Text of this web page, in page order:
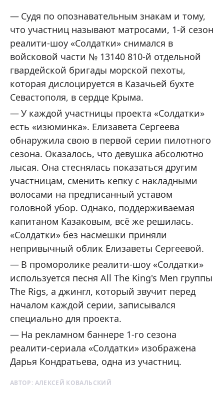
Судя по опознавательным знакам и тому,
что участниц называют матросами, 1-й сезон
реалити-шоу «Солдатки» снимался в
войсковой части № 13140 810-й отдельной
гвардейской бригады морской пехоты,
которая дислоцируется в Казачьей бухте
Севастополя, в сердце Крыма.
У каждой участницы проекта «Солдатки»
есть «изюминка». Елизавета Сергеева
обнаружила свою в первой серии пилотного
сезона. Оказалось, что девушка абсолютно
лысая. Она стеснялась показаться другим
участницам, сменить кепку с накладными
волосами на предписанный уставом
головной убор. Однако, поддерживаемая
капитаном Казаковым, всё же решилась.
«Солдатки» без насмешки приняли
непривычный облик Елизаветы Сергеевой.
В проморолике реалити-шоу «Солдатки»
используется песня All The King's Men группы
The Rigs, а джингл, который звучит перед
началом каждой серии, записывался
специально для проекта.
На рекламном баннере 1-го сезона
реалити-сериала «Солдатки» изображена
Дарья Кондратьева, одна из участниц.
АВТОР: АЛЕКСЕЙ КОВАЛЬСКИЙ